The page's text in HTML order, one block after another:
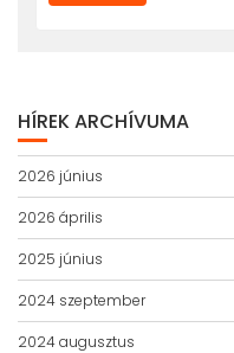
HÍREK ARCHÍVUMA
2026 június
2026 április
2025 június
2024 szeptember
2024 augusztus